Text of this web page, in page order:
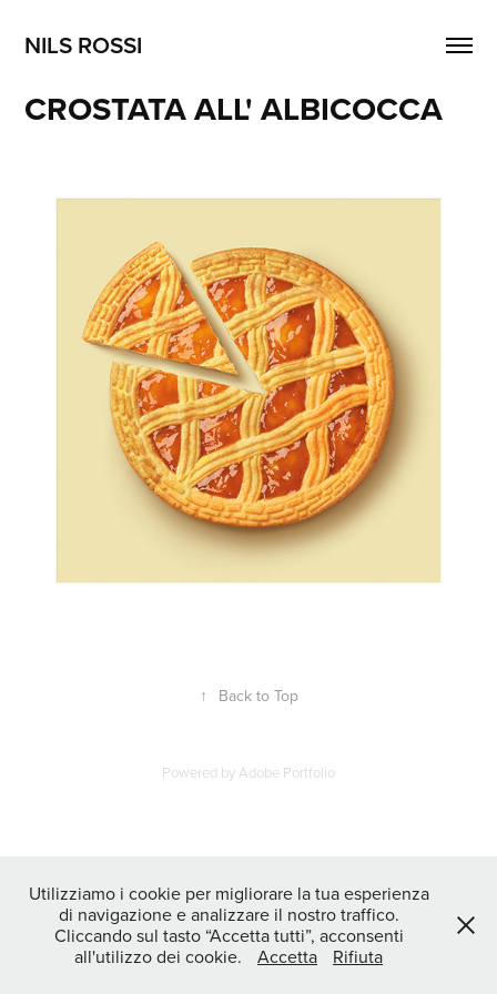
NILS ROSSI
CROSTATA ALL' ALBICOCCA
↑ Back to Top
Powered byAdobe Portfolio
Utilizziamo i cookie per migliorare la tua esperienza
di navigazione e analizzare il nostro traffico.
Cliccando sul tasto “Accetta tutti”, acconsenti
all'utilizzo dei cookie.
Accetta Rifiuta